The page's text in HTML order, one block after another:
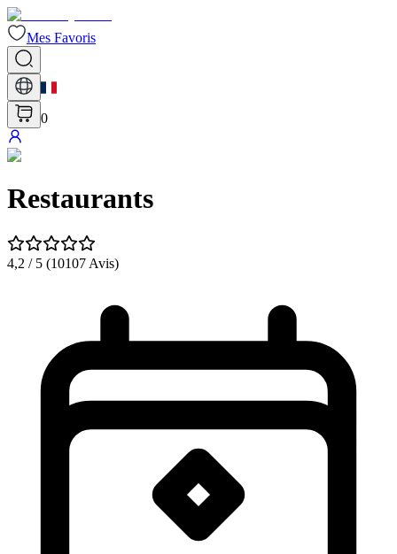
Mes Favoris
0
Restaurants
4,2 / 5 (10107 Avis)